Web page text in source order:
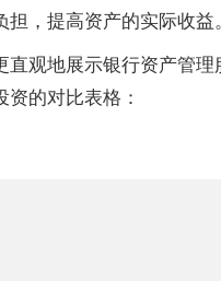
担，提高资产的实际收益
直观地展示银行资产管
资的对比表格：